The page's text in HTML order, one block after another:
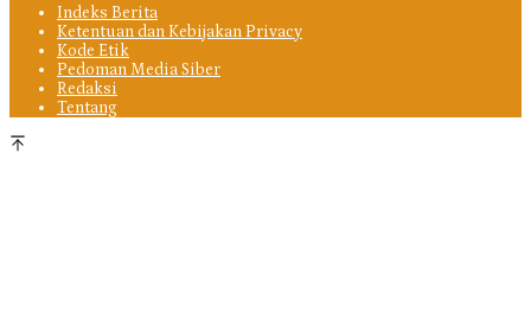
Indeks Berita
Ketentuan dan Kebijakan Privacy
Kode Etik
Pedoman Media Siber
Redaksi
Tentang